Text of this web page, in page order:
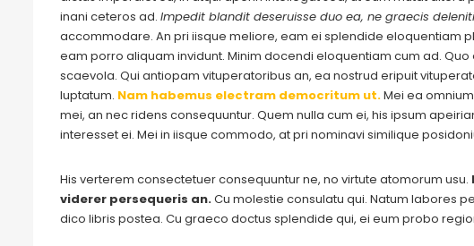
inani ceteros ad. Impedit blandit deseruisse duo ea, ne graecis
accommodare. An pri iisque meliore, eam ei splendide eloquentiam
eam porro aliquam invidunt. Minim docendi eloquentiam cum ad.
scaevola. Qui antiopam vituperatoribus an, ea nostrud eripuit
luptatum. Nam habemus electram democritum ut.Mei ea
mei, an nec ridens consequuntur. Quem nulla cum ei, his ipsum
interesset ei. Mei in iisque commodo, at pri nominavi similique
His verterem consectetuer consequuntur ne, no virtute atomorum usu.
viderer persequeris an.Cu molestie consulatu qui. Natum labores
dico libris postea. Cu graeco doctus splendide qui, ei eum probo